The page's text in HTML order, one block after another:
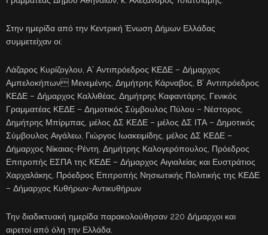
Στην ημερίδα από την Κεντρική Ένωση Δήμων Ελλάδας
συμμετείχαν οι:
Λάζαρος Κυρίζογλου, Α’ Αντιπρόεδρος ΚΕΔΕ – Δήμαρχος
Αμπελοκήπων Μενεμένης, Δημήτρης Κάρναβος, Β’ Αντιπρόεδρος
ΚΕΔΕ – Δήμαρχος Καλλιθέας, Δημήτρης Καφαντάρης, Γενικός
Γραμματέας ΚΕΔΕ – Δημοτικός Σύμβουλος Πύλου – Νέστορος,
Δημήτρης Μπίρμπας, μέλος ΔΣ ΚΕΔΕ – μέλος ΔΣ ΙΤΑ – Δημοτικός
Σύμβουλος Αιγάλεω, Γιώργος Ιωακειμίδης, μέλος ΔΣ ΚΕΔΕ –
Δήμαρχος Νίκαιας-Ρέντη, Δημήτρης Καλογερόπουλος, Πρόεδρος
Επιτροπής ΕΣΠΑ της ΚΕΔΕ – Δήμαρχος Αιγιαλείας και Ευστράτιος
Χαρχαλάκης, Πρόεδρος Επιτροπής Νησιωτικής Πολιτικής της ΚΕΔΕ
– Δήμαρχος Κυθήρων-Αντικυθήρων
Την διαδικτυακή ημερίδα παρακολούθησαν 220 Δήμαρχοι και
αιρετοί από όλη την Ελλάδα.